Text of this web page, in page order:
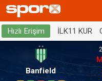
Hızlı Erişim İLK11 KUR
Banfield